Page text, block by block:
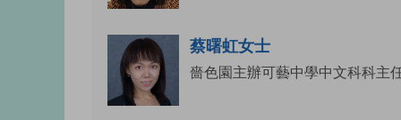
蔡曙虹女士
嗇色園主辦可藝中學中文科科主